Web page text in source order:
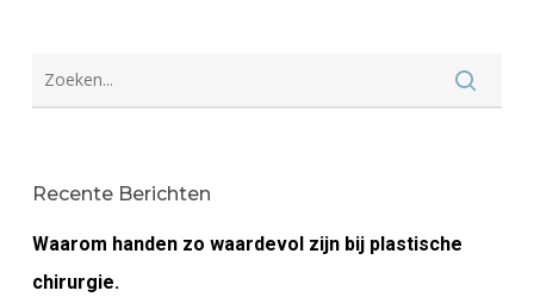
Recente Berichten
Waarom handen zo waardevol zijn bij plastische
chirurgie.